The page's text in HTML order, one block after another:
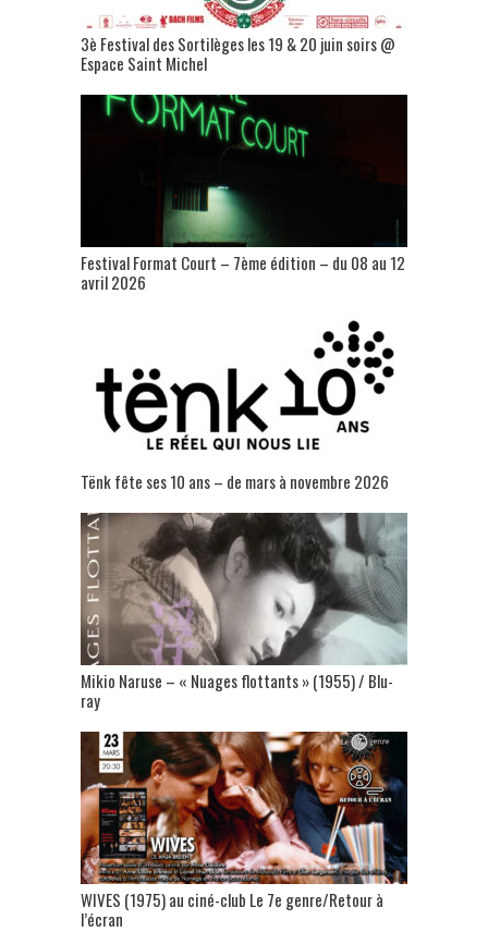
3è Festival des Sortilèges les 19 & 20 juin soirs @
Espace Saint Michel
Festival Format Court – 7ème édition – du 08 au 12
avril 2026
Tënk fête ses 10 ans – de mars à novembre 2026
Mikio Naruse – « Nuages flottants » (1955) / Blu-
ray
WIVES (1975) au ciné-club Le 7e genre/Retour à
l’écran